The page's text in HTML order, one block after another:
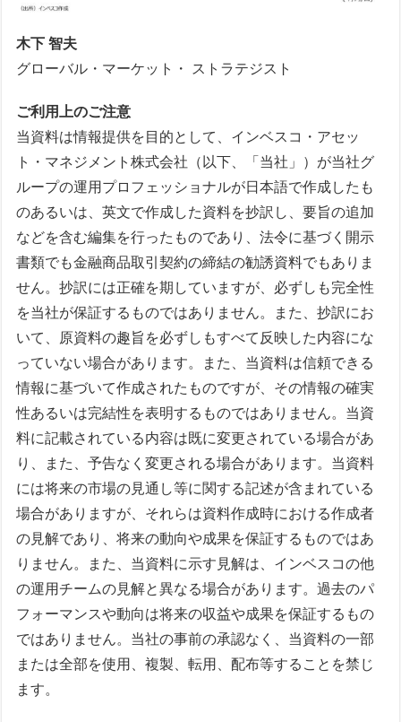
木下 智夫
グローバル・マーケット・ ストラテジスト
ご利用上のご注意
当資料は情報提供を目的として、インベスコ・アセッ
ト・マネジメント株式会社（以下、「当社」）が当社グ
ループの運用プロフェッショナルが日本語で作成したも
のあるいは、英文で作成した資料を抄訳し、要旨の追加
などを含む編集を行ったものであり、法令に基づく開示
書類でも金融商品取引契約の締結の勧誘資料でもありま
せん。抄訳には正確を期していますが、必ずしも完全性
を当社が保証するものではありません。また、抄訳にお
いて、原資料の趣旨を必ずしもすべて反映した内容にな
っていない場合があります。また、当資料は信頼できる
情報に基づいて作成されたものですが、その情報の確実
性あるいは完結性を表明するものではありません。当資
料に記載されている内容は既に変更されている場合があ
り、また、予告なく変更される場合があります。当資料
には将来の市場の見通し等に関する記述が含まれている
場合がありますが、それらは資料作成時における作成者
の見解であり、将来の動向や成果を保証するものではあ
りません。また、当資料に示す見解は、インベスコの他
の運用チームの見解と異なる場合があります。過去のパ
フォーマンスや動向は将来の収益や成果を保証するもの
ではありません。当社の事前の承認なく、当資料の一部
または全部を使用、複製、転用、配布等することを禁じ
ます。